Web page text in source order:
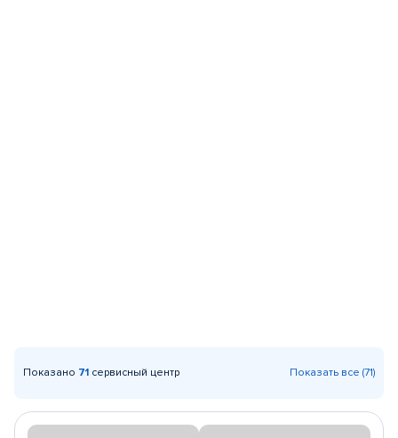
Показано 71 сервисный центр Показать все (71)